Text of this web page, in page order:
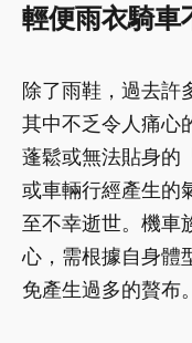
輕便雨衣騎車
除了雨鞋，過去許
其中不乏令人痛心
蓬鬆或無法貼身的
或車輛行經產生的
至不幸逝世。機車
心，需根據自身體
免產生過多的贅布。